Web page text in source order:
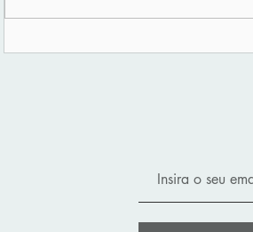
“Gêmeos digitais na